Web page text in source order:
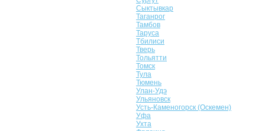
Сыктывкар
Таганрог
Тамбов
Таруса
Тбилиси
Тверь
Тольятти
Томск
Тула
Тюмень
Улан-Удэ
Ульяновск
Усть-Каменогорск (Оскемен)
Уфа
Ухта